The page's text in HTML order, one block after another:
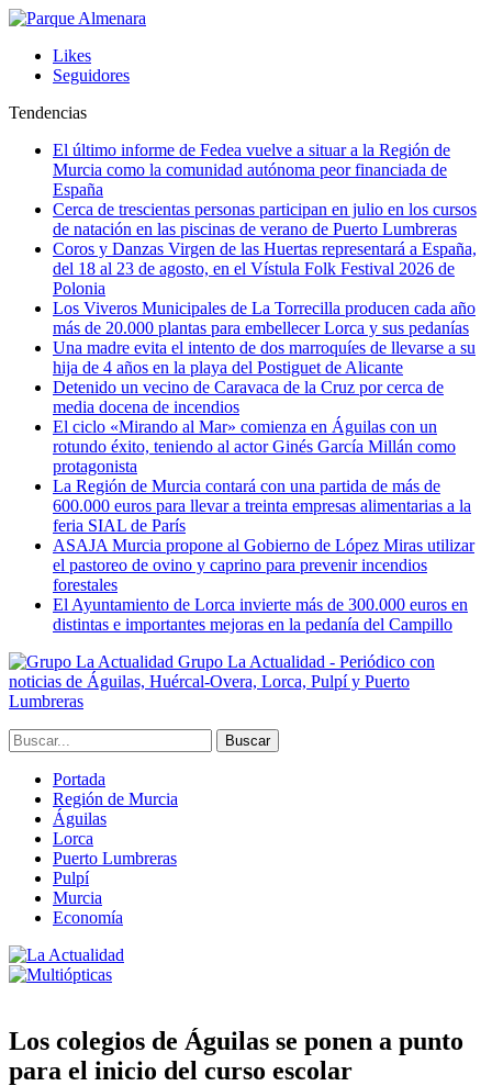
Likes
Seguidores
Tendencias
El último informe de Fedea vuelve a situar a la Región de
Murcia como la comunidad autónoma peor financiada de
España
Cerca de trescientas personas participan en julio en los cursos
de natación en las piscinas de verano de Puerto Lumbreras
Coros y Danzas Virgen de las Huertas representará a España,
del 18 al 23 de agosto, en el Vístula Folk Festival 2026 de
Polonia
Los Viveros Municipales de La Torrecilla producen cada año
más de 20.000 plantas para embellecer Lorca y sus pedanías
Una madre evita el intento de dos marroquíes de llevarse a su
hija de 4 años en la playa del Postiguet de Alicante
Detenido un vecino de Caravaca de la Cruz por cerca de
media docena de incendios
El ciclo «Mirando al Mar» comienza en Águilas con un
rotundo éxito, teniendo al actor Ginés García Millán como
protagonista
La Región de Murcia contará con una partida de más de
600.000 euros para llevar a treinta empresas alimentarias a la
feria SIAL de París
ASAJA Murcia propone al Gobierno de López Miras utilizar
el pastoreo de ovino y caprino para prevenir incendios
forestales
El Ayuntamiento de Lorca invierte más de 300.000 euros en
distintas e importantes mejoras en la pedanía del Campillo
Grupo La Actualidad - Periódico con
noticias de Águilas, Huércal-Overa, Lorca, Pulpí y Puerto
Lumbreras
Portada
Región de Murcia
Águilas
Lorca
Puerto Lumbreras
Pulpí
Murcia
Economía
Los colegios de Águilas se ponen a punto
para el inicio del curso escolar